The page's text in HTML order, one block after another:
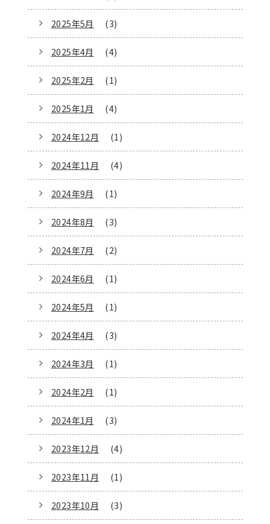
2025年5月 (3)
2025年4月 (4)
2025年2月 (1)
2025年1月 (4)
2024年12月 (1)
2024年11月 (4)
2024年9月 (1)
2024年8月 (3)
2024年7月 (2)
2024年6月 (1)
2024年5月 (1)
2024年4月 (3)
2024年3月 (1)
2024年2月 (1)
2024年1月 (3)
2023年12月 (4)
2023年11月 (1)
2023年10月 (3)